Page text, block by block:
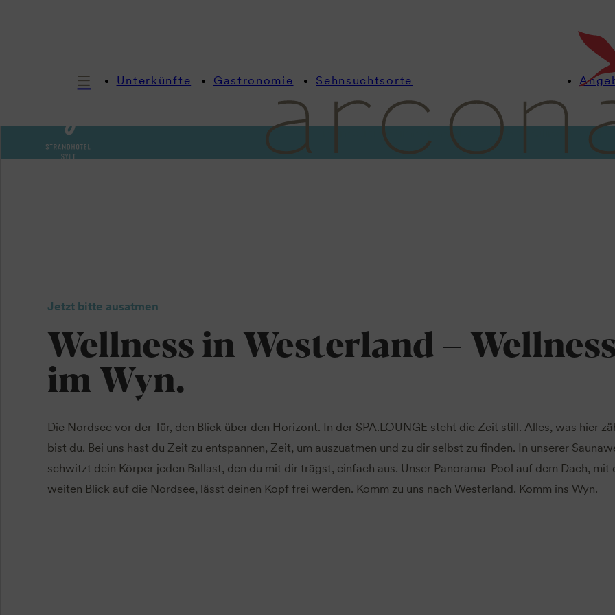
Unterkünfte Gastronomie Sehnsuchtsorte
Informationen Angebote Wellness Feiern
Loslassen.
Jetzt bitte ausatmen
Wellness in Westerland –
im Wyn.
Die Nordsee vor der Tür, den Blick über den Horizont. In der SPA.LOUNGE steht die Zeit still. Alles, was hier
bist du. Bei uns hast du Zeit zu entspannen, Zeit, um auszuatmen und zu dir selbst zu finden. In unserer
schwitzt dein Körper jeden Ballast, den du mit dir trägst, einfach aus. Unser Panorama-Pool auf dem Dach, mit
weiten Blick auf die Nordsee, lässt deinen Kopf frei werden. Komm zu uns nach Westerland. Komm ins Wyn.